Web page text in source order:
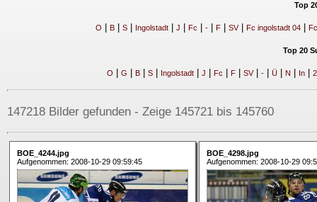
Top
O B| S| Ingolstadt| J Fc -| F| SV| Fc ingolstadt 04|
Top 20
O G B| S| Ingolstadt| J Fc F| SV| -| Ü| N In| 2
147218 Bilder gefunden - Zeige 145721 bis 145760
BOE_4244.jpg
Aufgenommen: 2008-10-29 09:59:45
BOE_4298.jpg
Aufgenommen: 2008-10-29